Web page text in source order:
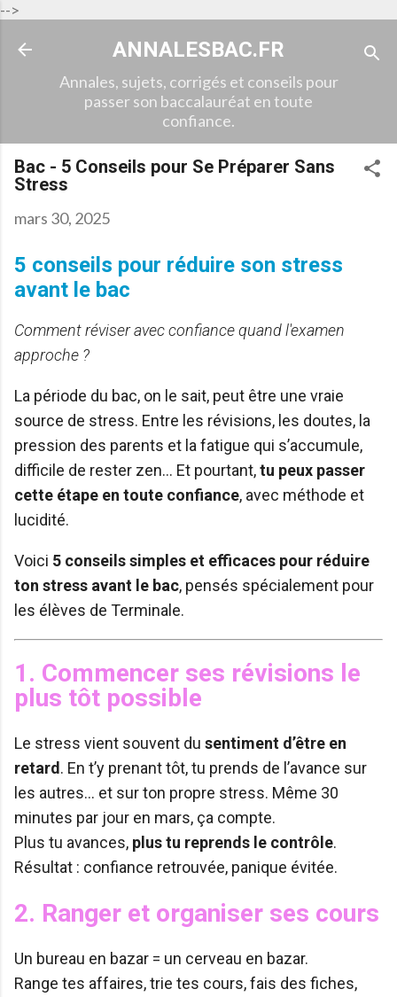
-->
Accéder au contenu principal
ANNALESBAC.FR
Annales, sujets, corrigés et conseils pour
passer son baccalauréat en toute
confiance.
Bac - 5 Conseils pour Se Préparer Sans
Stress
mars 30, 2025
5 conseils pour réduire son stress
avant le bac
Comment réviser avec confiance quand l'examen
approche ?
La période du bac, on le sait, peut être une vraie
source de stress. Entre les révisions, les doutes, la
pression des parents et la fatigue qui s’accumule,
difficile de rester zen… Et pourtant,tu peux passer
cette étape en toute confiance, avec méthode et
lucidité.
Voici 5 conseils simples et efficaces pour réduire
ton stress avant le bac, pensés spécialement pour
les élèves de Terminale.
1. Commencer ses révisions le
plus tôt possible
Le stress vient souvent du sentiment d’être en
retard. En t’y prenant tôt, tu prends de l’avance sur
les autres… et sur ton propre stress. Même 30
minutes par jour en mars, ça compte.
Plus tu avances, plus tu reprends le contrôle.
Résultat : confiance retrouvée, panique évitée.
2. Ranger et organiser ses cours
Un bureau en bazar = un cerveau en bazar.
Range tes affaires, trie tes cours, fais des fiches,